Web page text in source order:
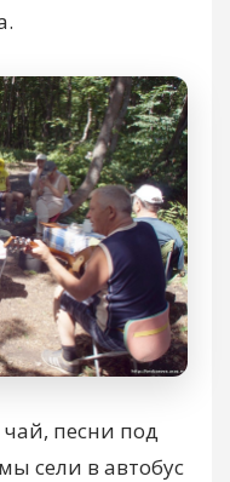
чай, песни под
сели в автобус